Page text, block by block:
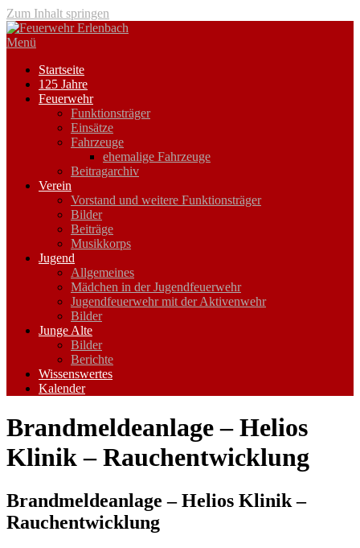
Zum Inhalt springen
Menü
Startseite
125 Jahre
Feuerwehr
Funktionsträger
Einsätze
Fahrzeuge
ehemalige Fahrzeuge
Beitragarchiv
Verein
Vorstand und weitere Funktionsträger
Bilder
Beiträge
Musikkorps
Jugend
Allgemeines
Mädchen in der Jugendfeuerwehr
Jugendfeuerwehr mit der Aktivenwehr
Bilder
Junge Alte
Bilder
Berichte
Wissenswertes
Kalender
Brandmeldeanlage – Helios
Klinik – Rauchentwicklung
Brandmeldeanlage – Helios Klinik –
Rauchentwicklung